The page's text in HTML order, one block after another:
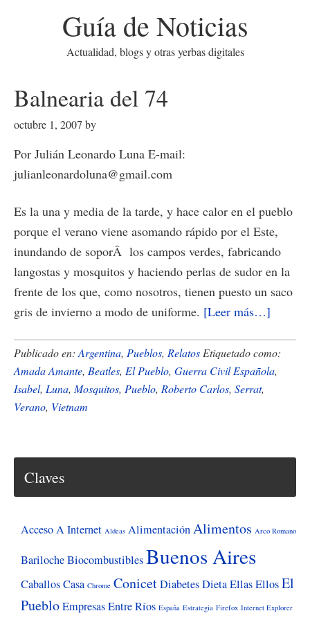
Guía de Noticias
Actualidad, blogs y otras yerbas digitales
Balnearia del 74
octubre 1, 2007 by
Por Julián Leonardo Luna E-mail:
julianleonardoluna@gmail.com
Es la una y media de la tarde, y hace calor en el pueblo
porque el verano viene asomando rápido por el Este,
inundando de soporÂ los campos verdes, fabricando
langostas y mosquitos y haciendo perlas de sudor en la
frente de los que, como nosotros, tienen puesto un saco
gris de invierno a modo de uniforme. [Leer más…]
del
Publicado en: Argentina, Pueblos, Relatos Etiquetado como:
Amada Amante, Beatles, El Pueblo, Guerra Civil Española,
Isabel, Luna, Mosquitos, Pueblo, Roberto Carlos, Serrat,
Verano, Vietnam
Claves
Acceso A Internet Aldeas AlimentaciónAlimentos Arco Romano
BarilocheBiocombustiblesBuenos Aires
CaballosCasa Chrome ConicetDiabetesDietaEllasEllosEl
PuebloEmpresasEntre Ríos España Estrategia Firefox Internet Explorer